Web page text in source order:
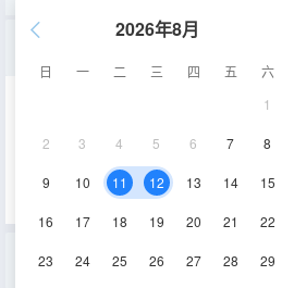
2026年8月
日 一 二 三 四 五
六
1
2 3 4 5 6 7 8
9 10 11 12 13 14 15
16 17 18 19 20 21 22
23 24 25 26 27 28 29
標準單人間